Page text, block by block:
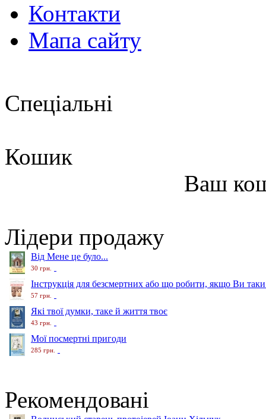
Контакти
Мапа сайту
Спеціальні
Кошик
Ваш
Лідери продажу
Від Мене це було...
30 грн.
Інструкція для безсмертних або що робити, якщо Ви
57 грн.
Які твої думки, таке й життя твоє
43 грн.
Мої посмертні пригоди
285 грн.
Рекомендовані